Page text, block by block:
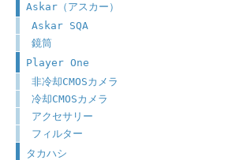
Askar（アスカー）
Askar SQA
鏡筒
Player One
非冷却CMOSカメラ
冷却CMOSカメラ
アクセサリー
フィルター
タカハシ